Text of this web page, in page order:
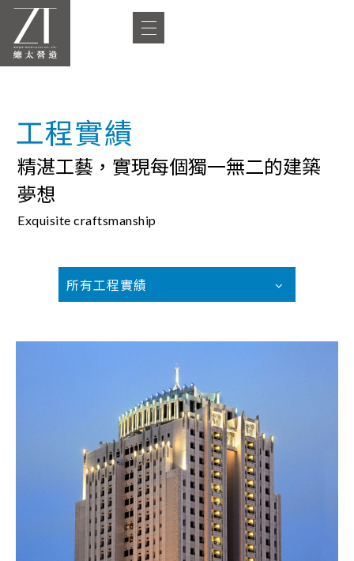
工程實績
精湛工藝，實現每個獨一無二的建築
夢想
Exquisite craftsmanship
所有工程實績